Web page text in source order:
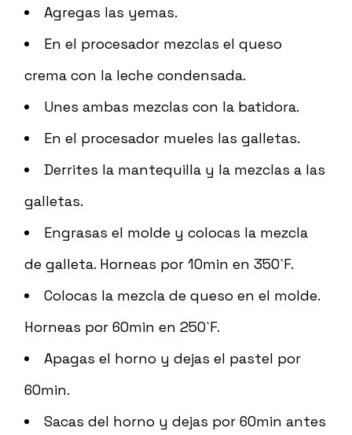
Agregas las yemas.
En el procesador mezclas el queso
crema con la leche condensada.
Unes ambas mezclas con la batidora.
En el procesador mueles las galletas.
Derrites la mantequilla y la mezclas a las
galletas.
Engrasas el molde y colocas la mezcla
de galleta. Horneas por 10min en 350`F.
Colocas la mezcla de queso en el molde.
Horneas por 60min en 250`F.
Apagas el horno y dejas el pastel por
60min.
Sacas del horno y dejas por 60min antes